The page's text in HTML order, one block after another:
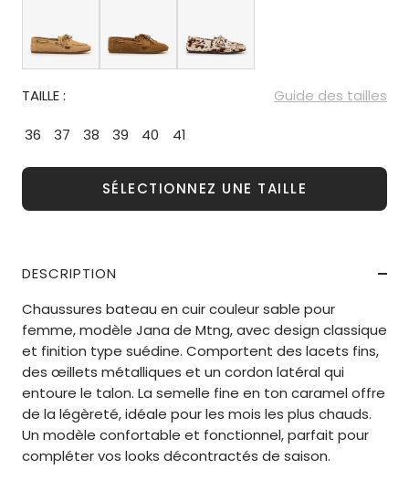
TAILLE : Guide des tailles
36 37 38 39 40 41
SÉLECTIONNEZ UNE TAILLE
DESCRIPTION
Chaussures bateau en cuir couleur sable pour
femme, modèle Jana de Mtng, avec design classique
et finition type suédine. Comportent des lacets fins,
des œillets métalliques et un cordon latéral qui
entoure le talon. La semelle fine en ton caramel offre
de la légèreté, idéale pour les mois les plus chauds.
Un modèle confortable et fonctionnel, parfait pour
compléter vos looks décontractés de saison.